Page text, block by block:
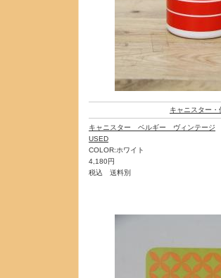
キャニスター・
キャニスター ベルギー ヴィンテージ
USED
COLOR:ホワイト
4,180円
税込 送料別